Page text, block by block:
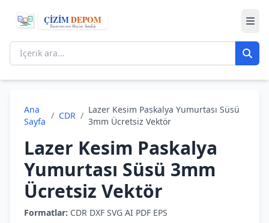
Ana
Sayfa
/ CDR /
Lazer Kesim Paskalya Yumurtası Süsü
3mm Ücretsiz Vektör
Lazer Kesim Paskalya
Yumurtası Süsü 3mm
Ücretsiz Vektör
Formatlar: CDR DXF SVG AI PDF EPS